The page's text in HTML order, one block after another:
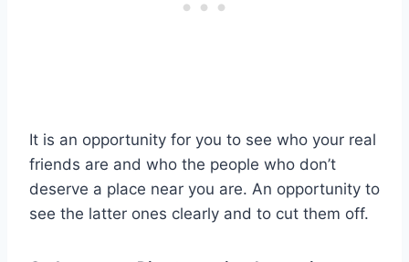
It is an opportunity for you to see who your real
friends are and who the people who don’t
deserve a place near you are. An opportunity to
see the latter ones clearly and to cut them off.